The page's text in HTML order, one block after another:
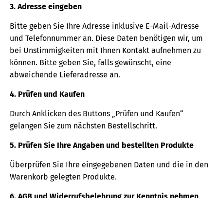
3. Adresse eingeben
Bitte geben Sie Ihre Adresse inklusive E-Mail-Adresse
und Telefonnummer an. Diese Daten benötigen wir, um
bei Unstimmigkeiten mit Ihnen Kontakt aufnehmen zu
können. Bitte geben Sie, falls gewünscht, eine
abweichende Lieferadresse an.
4. Prüfen und Kaufen
Durch Anklicken des Buttons „Prüfen und Kaufen“
gelangen Sie zum nächsten Bestellschritt.
5. Prüfen Sie Ihre Angaben und bestellten Produkte
Überprüfen Sie Ihre eingegebenen Daten und die in den
Warenkorb gelegten Produkte.